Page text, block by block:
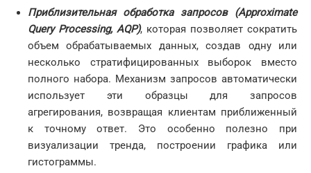
Приблизительная обработка запросов (Approximate
Query Processing, AQP), которая позволяет сократить
объем обрабатываемых данных, создав одну или
несколько стратифицированных выборок вместо
полного набора. Механизм запросов автоматически
использует эти образцы для запросов
агрегирования, возвращая клиентам приближенный
к точному ответ. Это особенно полезно при
визуализации тренда, построении графика или
гистограммы.